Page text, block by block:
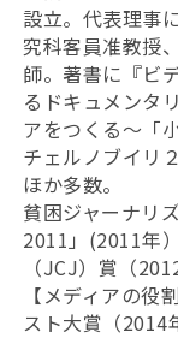
設立。代表理事
究科客員准教授
師。著書に『ビ
るドキュメンタ
アをつくる〜「
チェルノブイリ
ほか多数。
貧困ジャーナリ
2011」(2011年
（JCJ）賞（
【メディアの役
スト大賞（2014